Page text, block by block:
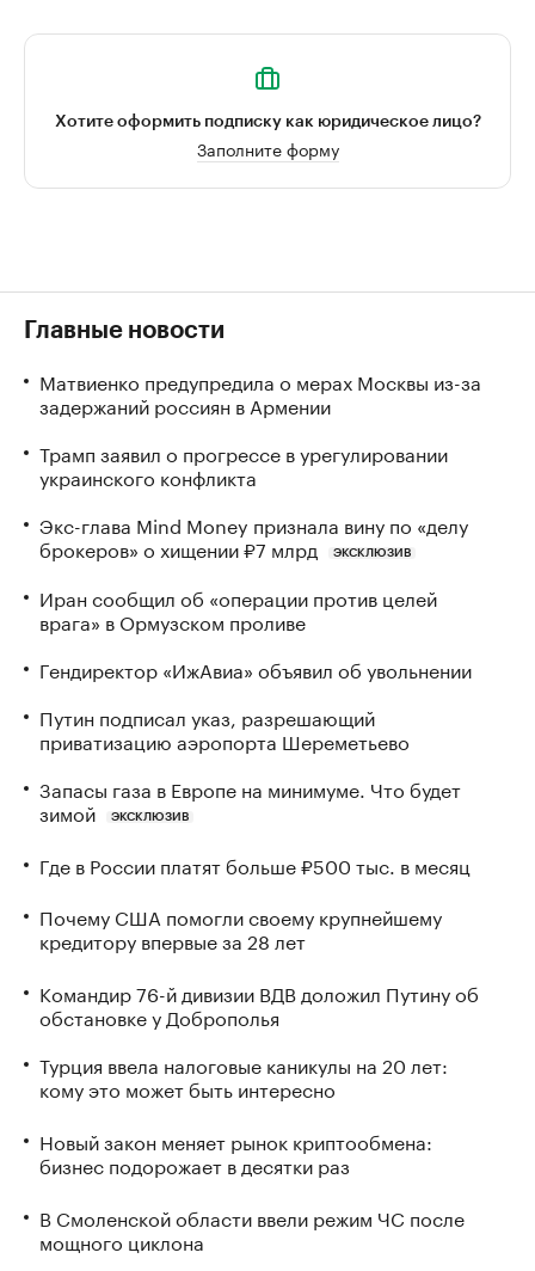
Хотите оформить подписку как юридическое лицо?
Заполните форму
Главные новости
Матвиенко предупредила о мерах Москвы из-за
задержаний россиян в Армении
Трамп заявил о прогрессе в урегулировании
украинского конфликта
Экс-глава Mind Money признала вину по «делу
брокеров» о хищении ₽7 млрд
ЭКСКЛЮЗИВ
Иран сообщил об «операции против целей
врага» в Ормузском проливе
Гендиректор «ИжАвиа» объявил об увольнении
Путин подписал указ, разрешающий
приватизацию аэропорта Шереметьево
Запасы газа в Европе на минимуме. Что будет
зимой
ЭКСКЛЮЗИВ
Где в России платят больше ₽500 тыс. в месяц
Почему США помогли своему крупнейшему
кредитору впервые за 28 лет
Командир 76-й дивизии ВДВ доложил Путину об
обстановке у Доброполья
Турция ввела налоговые каникулы на 20 лет:
кому это может быть интересно
Новый закон меняет рынок криптообмена:
бизнес подорожает в десятки раз
В Смоленской области ввели режим ЧС после
мощного циклона